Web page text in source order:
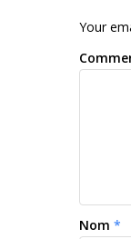
Your
Nom *